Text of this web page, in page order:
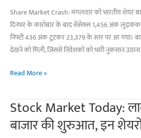
भारी
नुकसान
Share Market Crash: मंगलवार को भारतीय शेयर
दिनभर के कारोबार के बाद सेंसेक्स 1,456 अंक
निफ्टी 436 अंक टूटकर 23,379 के स्तर पर आ गया।
देखने को मिली, जिससे निवेशकों को भारी नुकसान
दलाल
पर
भारी
बिकवाली!
Read More »
Stock Market Today:
बाजार की शुरुआत, इन